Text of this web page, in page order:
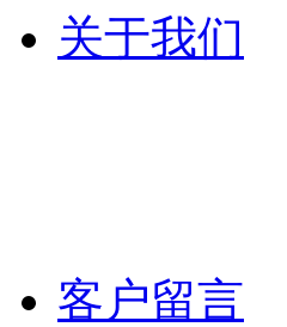
关于我们
客户留言